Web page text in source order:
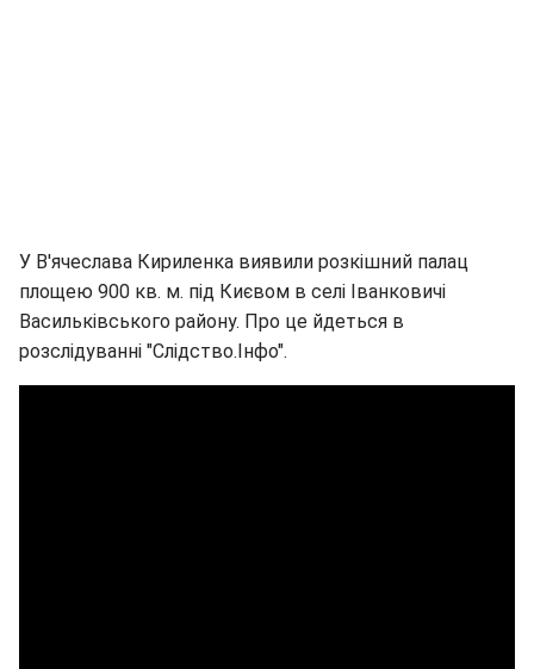
У В'ячеслава Кириленка виявили розкішний палац
площею 900 кв. м. під Києвом в селі Іванковичі
Васильківського району. Про це йдеться в
розслідуванні "Слідство.Інфо".